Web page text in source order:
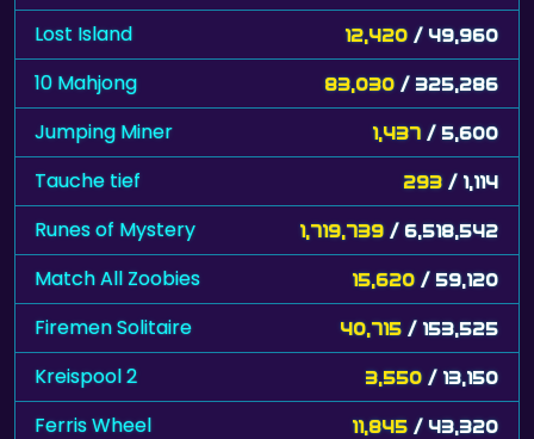
Lost Island 12,420 / 49,960
10 Mahjong 83,030 / 325,286
Jumping Miner 1,437 / 5,600
Tauche tief 293 / 1,114
Runes of Mystery 1,719,739 / 6,518,542
Match All Zoobies 15,620 / 59,120
Firemen Solitaire 40,715 / 153,525
Kreispool 2 3,550 / 13,150
Ferris Wheel 11,845 / 43,320